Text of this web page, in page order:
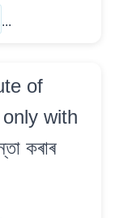
...
of
with
কৰাৰ